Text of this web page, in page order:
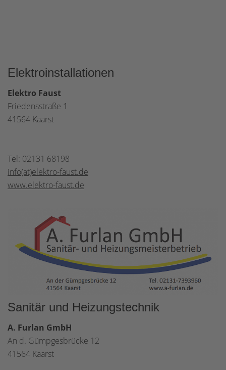
Elektroinstallationen
Elektro Faust
Friedensstraße 1
41564 Kaarst
Tel: 02131 68198
info(at)elektro-faust.de
www.elektro-faust.de
Sanitär und Heizungstechnik
A. Furlan GmbH
An d. Gümpgesbrücke 12
41564 Kaarst